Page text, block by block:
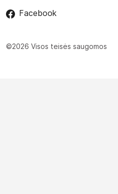
Facebook
©2026 Visos teisės saugomos